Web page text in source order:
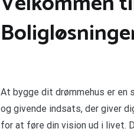
At bygge dit drømmehus er en
og givende indsats, der giver
for at føre din vision ud i livet.